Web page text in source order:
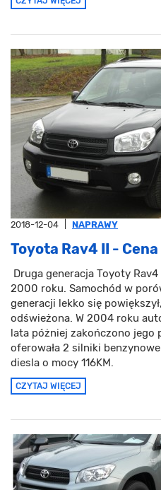
2018-12-04 NAPRAWY
Toyota Rav4 II -
Druga generacja Toyoty
2000 roku. Samochód w
generacji lekko się
odświeżona. W 2004 roku
lata póżniej zakończono jego
oferowała 2 silniki
diesla o mocy 116KM.
CZYTAJ WIĘCEJ